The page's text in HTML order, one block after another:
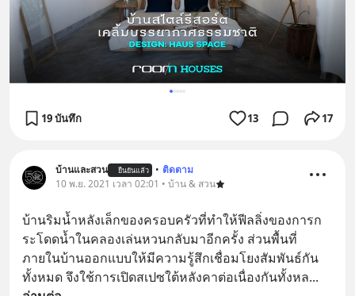
19 บันทึก 13 17
บ้านและสวน ยืนยันแล้ว • ติดตาม
10 พ.ย. 2021 เวลา 02:01 • บ้าน & สวน
บ้านริมน้ำหลังเล็กของครอบครัวที่ทำให้ฟีลลิ่งของการก
ระโดดน้ำในคลองเล่นหวนกลับมาอีกครั้ง ส่วนพื้นที่
ภายในบ้านออกแบบให้มีความรู้สึกเชื่อมโยงสัมพันธ์กัน
ทั้งหมด จึงใช้การเปิดสเปซใต้หลังคาต่อเนื่องกันทั้งหล